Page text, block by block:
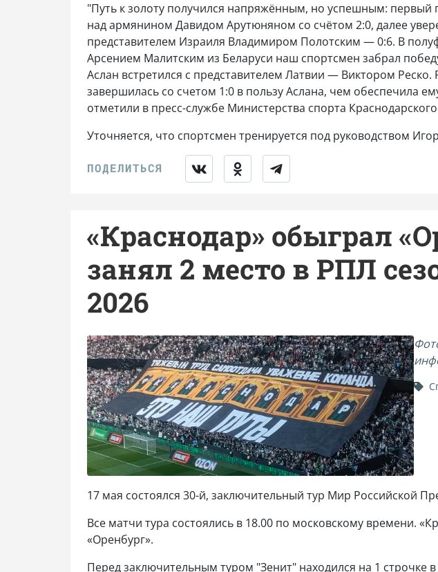
"Путь к золоту получился напряжённым, но успешным: первый
над армянином Давидом Арутюняном со счётом 2:0, далее
представителем Израиля Владимиром Полотским — 0:6. В
Арсением Малитским из Беларуси наш спортсмен забрал
Аслан встретился с представителем Латвии — Виктором
завершилась со счетом 1:0 в пользу Аслана, чем обеспечила
отметили в пресс-службе Министерства спорта
Уточняется, что спортсмен тренируется под руководством
«Краснодар» обыграл
занял 2 место в РПЛ
2026
17 мая состоялся 30-й, заключительный тур Мир Российской
Все матчи тура состоялись в 18.00 по московскому времени.
«Оренбург».
Перед заключительным туром "Зенит" находился на 1 строчке